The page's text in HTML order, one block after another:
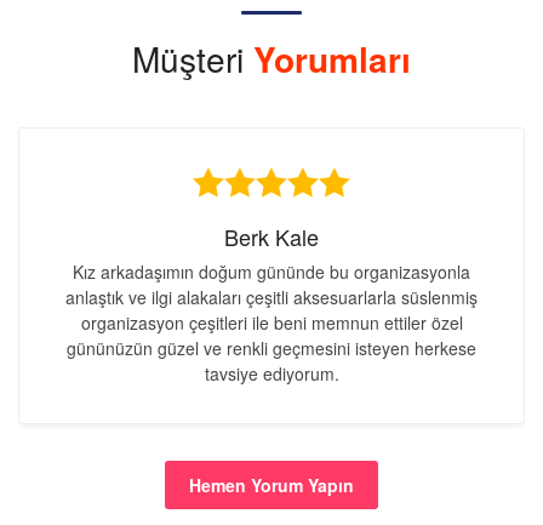
Müşteri Yorumları
Berk Kale
Kız arkadaşımın doğum gününde bu organizasyonla
anlaştık ve ilgi alakaları çeşitli aksesuarlarla süslenmiş
organizasyon çeşitleri ile beni memnun ettiler özel
gününüzün güzel ve renkli geçmesini isteyen herkese
tavsiye ediyorum.
Hemen Yorum Yapın